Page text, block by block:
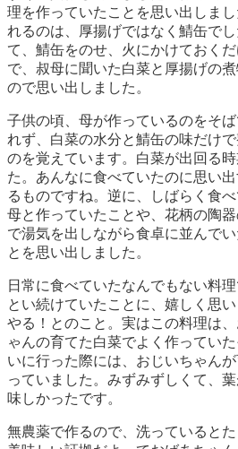
理を作っていたことを思い出しま
れるのは、厚揚げではなく鯖缶で
て、鯖缶をのせ、火にかけておく
で、叔母に聞いた白菜と厚揚げの
ので思い出しました。
子供の頃、母が作っているのをそ
れず、白菜の水分と鯖缶の味だけ
のを覚えています。白菜が出回る
た。あんなに食べていたのに思い
るものですね。逆に、しばらく食
母と作っていたことや、花柄の陶
で湯気を出しながら食卓に並んで
とを思い出しました。
日常に食べていたなんでもない料
とい続けていたことに、嬉しく思
やる！とのこと。実はこの料理は
ゃんの育てた白菜でよく作ってい
いに行った際には、おじいちゃん
っていました。みずみずしくて、
味しかったです。
無農薬で作るので、洗っているとた